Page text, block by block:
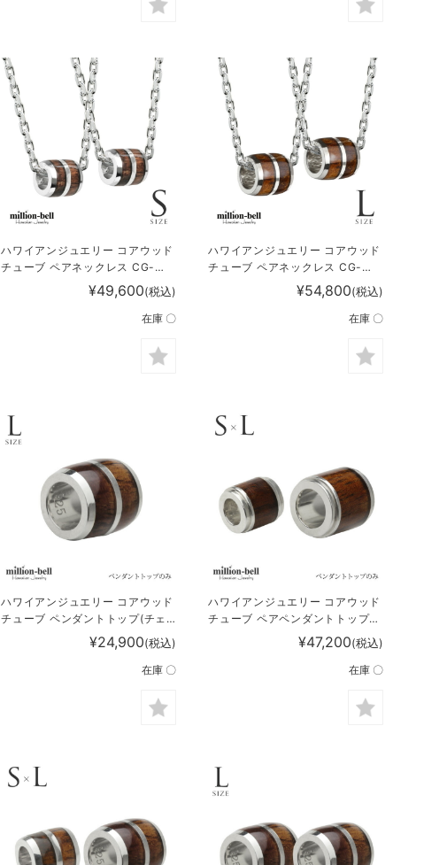
ハワイアンジュエリー コアウッド
チューブ ペアネックレス CG-
¥49,600(税込)
在庫 〇
ハワイアンジュエリー コアウッド
チューブ ペアネックレス CG-
¥54,800(税込)
在庫 〇
ハワイアンジュエリー コアウッド
チューブ ペンダントトップ(チェ
ーン別売) SWP1006¥24,900(税込)
在庫 〇
ハワイアンジュエリー コアウッド
チューブ ペアペンダントトップ
(チェーン別売) SWP1001-
¥47,200(税込)
在庫 〇